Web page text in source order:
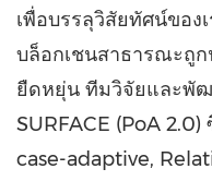
เพื่อบรรลุวิสัยทัศน์ของ
บล็อกเชนสาธารณะถูก
ยืดหยุ่น ทีมวิจัยและพัฒ
SURFACE (PoA
case-adaptive,